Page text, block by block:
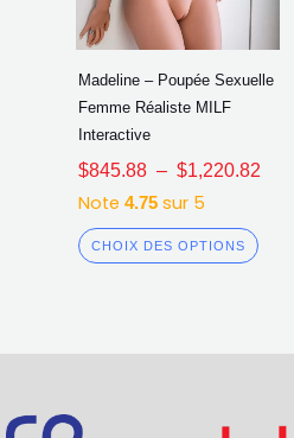
Madeline – Poupée Sexuelle
Femme Réaliste MILF
Interactive
$845.88 – $1,220.82
Note 4.75sur 5
CHOIX DES OPTIONS